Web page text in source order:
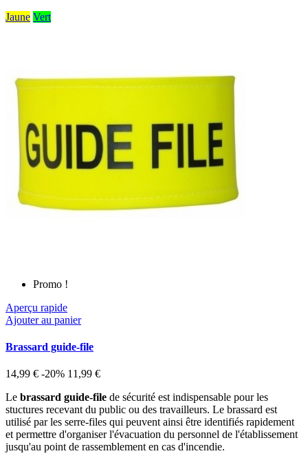
Jaune Vert
Promo !
Aperçu rapide
Ajouter au panier
Brassard guide-file
14,99 € -20% 11,99 €
Le brassard guide-file de sécurité est indispensable pour les
stuctures recevant du public ou des travailleurs. Le brassard est
utilisé par les serre-files qui peuvent ainsi être identifiés rapidement
et permettre d'organiser l'évacuation du personnel de l'établissement
jusqu'au point de rassemblement en cas d'incendie.